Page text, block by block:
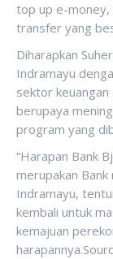
top up e-money,
transfer yang
Diharapkan
Indramayu
sektor
berupaya
program yang
“Harapan Bank
merupakan Bank
Indramayu,
kembali untuk
kemajuan